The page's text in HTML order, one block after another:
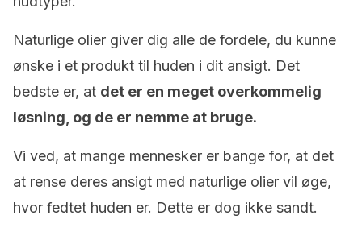
Naturlige olier giver dig alle de fordele, du kunne
ønske i et produkt til huden i dit ansigt. Det
bedste er, at det er en meget overkommelig
løsning, og de er nemme at bruge.
Vi ved, at mange mennesker er bange for, at det
at rense deres ansigt med naturlige olier vil øge,
hvor fedtet huden er. Dette er dog ikke sandt.